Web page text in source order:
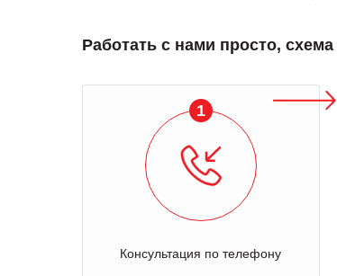
Работать с нами просто,
1
Консультация по телефону